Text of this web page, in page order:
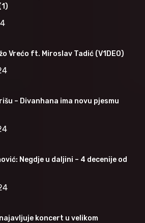
Vrećo ft. Miroslav Tadić (V1DEO)
– Divanhana ima novu pjesmu
Negdje u daljini – 4 decenije od
koncert u velikom